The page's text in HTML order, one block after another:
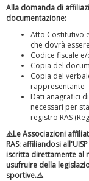
Tiziano Pesce a
Alla domanda di
documentazione:
Atto Costitutivo
che dovrà
Codice fiscale
Copia del
Copia del
rappresentante
Dati anagrafici
necessari per
registro RAS
⚠️Le Associazioni
RAS: affiliandosi
iscritta direttamente al
usufruire della
sportive.⚠️